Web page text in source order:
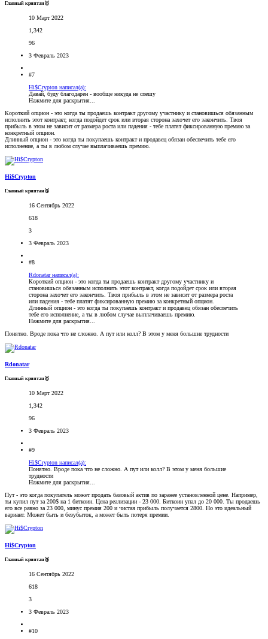
Главный криптан🥇
10 Март 2022
1,342
96
3 Февраль 2023
#7
Hi$Crypton написал(а):
Давай, буду благодарен - вообще никуда не спешу
Нажмите для раскрытия...
Короткий опцион - это когда ты продаешь контракт другому участнику и становишься обязанным
исполнить этот контракт, когда подойдет срок или вторая сторона захочет его закончить. Твоя
прибыль в этом не зависит от размера роста или падения - тебе платят фиксированную премию за
конкретный опцион.
Длинный опцион - это когда ты покупаешь контракт и продавец обязан обеспечить тебе его
исполнение, а ты в любом случае выплачиваешь премию.
Hi$Crypton
Главный криптан🥉
16 Сентябрь 2022
618
3
3 Февраль 2023
#8
Rdonatar написал(а):
Короткий опцион - это когда ты продаешь контракт другому участнику и
становишься обязанным исполнить этот контракт, когда подойдет срок или вторая
сторона захочет его закончить. Твоя прибыль в этом не зависит от размера роста
или падения - тебе платят фиксированную премию за конкретный опцион.
Длинный опцион - это когда ты покупаешь контракт и продавец обязан обеспечить
тебе его исполнение, а ты в любом случае выплачиваешь премию.
Нажмите для раскрытия...
Понятно. Вроде пока что не сложно. А пут или колл? В этом у меня большие трудности
Rdonatar
Главный криптан🥇
10 Март 2022
1,342
96
3 Февраль 2023
#9
Hi$Crypton написал(а):
Понятно. Вроде пока что не сложно. А пут или колл? В этом у меня большие
трудности
Нажмите для раскрытия...
Пут - это когда покупатель может продать базовый актив по заранее установленной цене. Например,
ты купил пут за 200$ на 1 биткоин. Цена реализации - 23 000. Биткоин упал до 20 000. Ты продаешь
его все равно за 23 000, минус премия 200 и чистая прибыль получается 2800. Но это идеальный
вариант. Может быть и безубыток, а может быть потеря премии.
Hi$Crypton
Главный криптан🥉
16 Сентябрь 2022
618
3
3 Февраль 2023
#10